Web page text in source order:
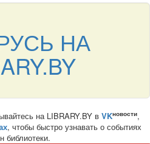
НА
на LIBRARY.BY в VKновости,
, чтобы быстро узнавать о событиях
библиотеки.